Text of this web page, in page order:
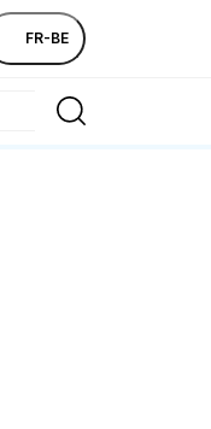
FR-BE